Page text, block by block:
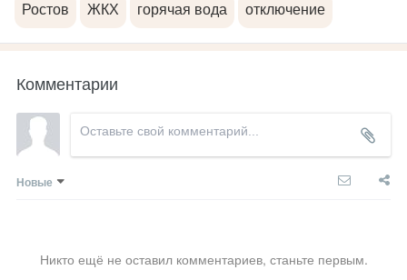
Ростов ЖКХ горячая вода отключение
Комментарии
Новые
Никто ещё не оставил комментариев, станьте первым.